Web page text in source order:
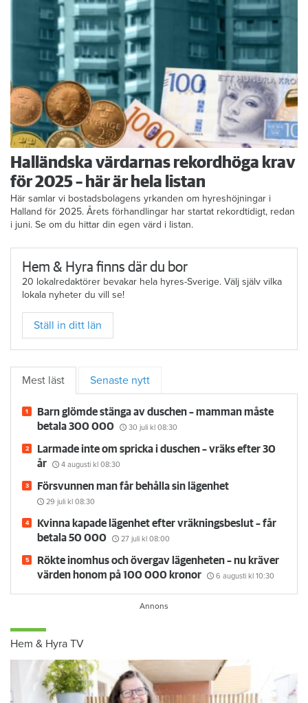
Halländska värdarnas rekordhöga krav
för 2025 – här är hela listan
Här samlar vi bostadsbolagens yrkanden om hyreshöjningar i
Halland för 2025. Årets förhandlingar har startat rekordtidigt, redan
i juni. Se om du hittar din egen värd i listan.
Hem & Hyra finns där du bor
20 lokalredaktörer bevakar hela hyres-Sverige. Välj själv vilka
lokala nyheter du vill se!
Ställ in ditt län
Mest läst Senaste nytt
Barn glömde stänga av duschen – mamman måste
betala 300 000
30 juli kl 08:30
Larmade inte om spricka i duschen – vräks efter 30
år
4 augusti kl 08:30
Försvunnen man får behålla sin lägenhet
29 juli kl 08:30
Kvinna kapade lägenhet efter vräkningsbeslut – får
betala 50 000
27 juli kl 08:00
Rökte inomhus och övergav lägenheten – nu kräver
värden honom på 100 000 kronor
6 augusti kl 10:30
Hem & Hyra TV